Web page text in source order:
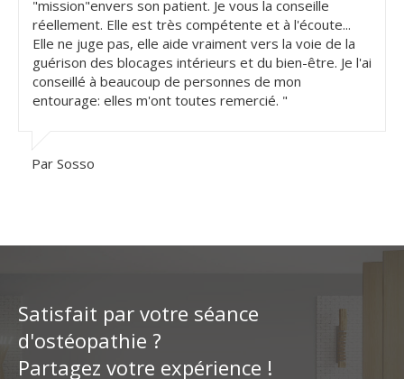
"mission"envers son patient. Je vous la conseille
réellement. Elle est très compétente et à l'écoute...
Elle ne juge pas, elle aide vraiment vers la voie de la
guérison des blocages intérieurs et du bien-être. Je l'ai
conseillé à beaucoup de personnes de mon
entourage: elles m'ont toutes remercié. "
Par Sosso
Satisfait par votre séance
d'ostéopathie ?
Partagez votre expérience !